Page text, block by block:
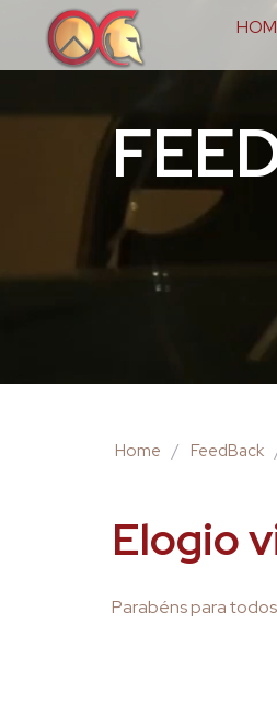
Home / FeedBack
Elogio
Parabéns para